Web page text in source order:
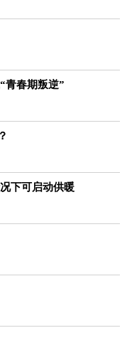
青春期叛逆”
下可启动供暖